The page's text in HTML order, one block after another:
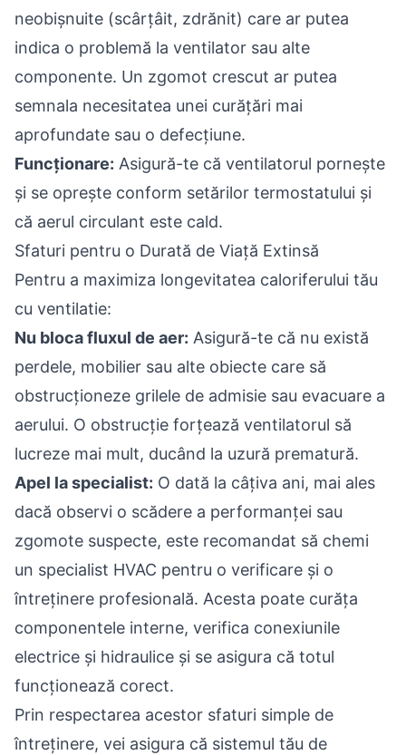
neobișnuite (scârțâit, zdrănit) care ar putea
indica o problemă la ventilator sau alte
componente. Un zgomot crescut ar putea
semnala necesitatea unei curățări mai
aprofundate sau o defecțiune.
Funcționare: Asigură-te că ventilatorul pornește
și se oprește conform setărilor termostatului și
că aerul circulant este cald.
Sfaturi pentru o Durată de Viață Extinsă
Pentru a maximiza longevitatea caloriferului tău
cu ventilatie:
Nu bloca fluxul de aer: Asigură-te că nu există
perdele, mobilier sau alte obiecte care să
obstrucționeze grilele de admisie sau evacuare a
aerului. O obstrucție forțează ventilatorul să
lucreze mai mult, ducând la uzură prematură.
Apel la specialist: O dată la câțiva ani, mai ales
dacă observi o scădere a performanței sau
zgomote suspecte, este recomandat să chemi
un specialist HVAC pentru o verificare și o
întreținere profesională. Acesta poate curăța
componentele interne, verifica conexiunile
electrice și hidraulice și se asigura că totul
funcționează corect.
Prin respectarea acestor sfaturi simple de
întreținere, vei asigura că sistemul tău de